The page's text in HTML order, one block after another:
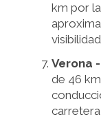
km por
Verona
de 46